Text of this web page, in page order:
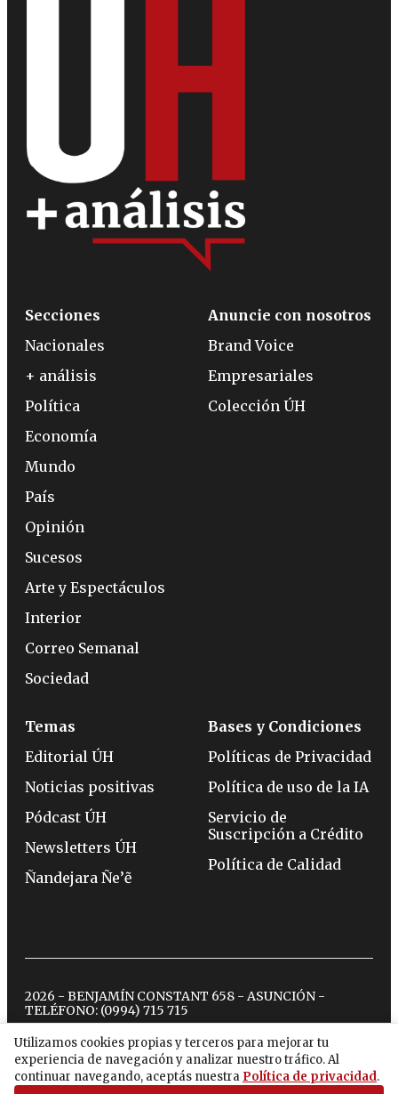
Utilizamos cookies propias y terceros para mejorar tu
experiencia de navegación y analizar nuestro tráfico. Al
continuar navegando, aceptás nuestra Política de privacidad.
Secciones
Nacionales
+ análisis
Política
Economía
Mundo
País
Opinión
Sucesos
Arte y Espectáculos
Interior
Correo Semanal
Sociedad
Anuncie con nosotros
Brand Voice
Empresariales
Colección ÚH
Temas
Editorial ÚH
Noticias positivas
Pódcast ÚH
Newsletters ÚH
Ñandejara Ñe’ẽ
Bases y Condiciones
Políticas de Privacidad
Política de uso de la IA
Servicio de
Suscripción a Crédito
Política de Calidad
2026 - BENJAMÍN CONSTANT 658 - ASUNCIÓN -
TELÉFONO: (0994) 715 715
twitterinstagram
facebook
tiktokyoutubespotify